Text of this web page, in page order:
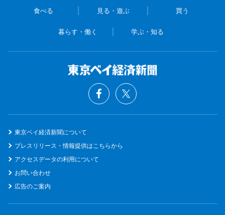
食べる 見る・遊ぶ 買う
暮らす・働く 学ぶ・知る
東京ベイ経済新聞について
プレスリリース・情報提供はこちらから
アクセスデータの利用について
お問い合わせ
広告のご案内